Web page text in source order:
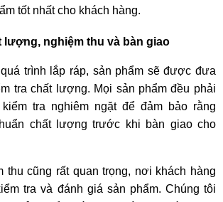
tốt nhất cho khách hàng.
lượng, nghiệm thu và bàn giao
trình lắp ráp, sản phẩm sẽ được đưa
tra chất lượng. Mọi sản phẩm đều phải
tra nghiêm ngặt để đảm bảo rằng
chất lượng trước khi bàn giao cho
thu cũng rất quan trọng, nơi khách hàng
tra và đánh giá sản phẩm. Chúng tôi